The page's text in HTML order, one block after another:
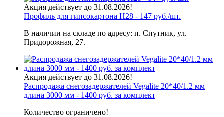
Акция действует до 31.08.2026!
Профиль для гипсокартона H28 - 147 руб./шт.
В наличии на складе по адресу: п. Спутник, ул.
Придорожная, 27.
Акция действует до 31.08.2026!
Распродажа снегозадержателей Vegalite 20*40/1.2 мм
длина 3000 мм - 1400 руб. за комплект
Количество ограничено!